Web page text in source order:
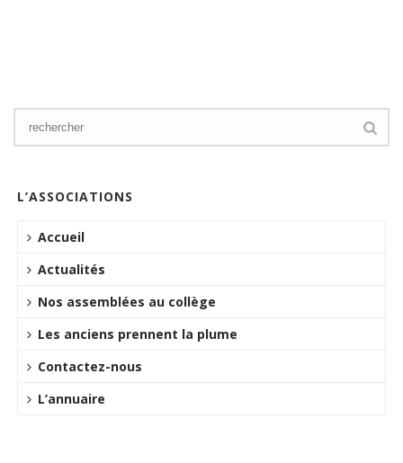
L’ASSOCIATIONS
Accueil
Actualités
Nos assemblées au collège
Les anciens prennent la plume
Contactez-nous
L’annuaire